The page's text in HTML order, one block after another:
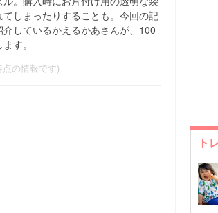
しまったりすることも。今回の記
しているかえるかあさんが、100
す。
の情報です)
ト